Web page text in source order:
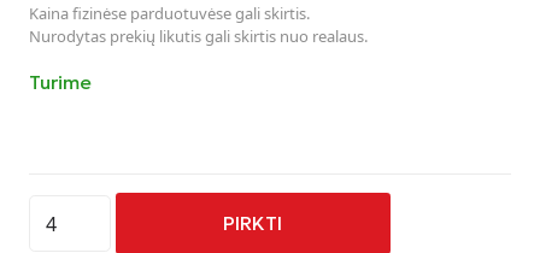
Kaina fizinėse parduotuvėse gali skirtis.
Nurodytas prekių likutis gali skirtis nuo realaus.
Turime
kiekis:
PIRKTI